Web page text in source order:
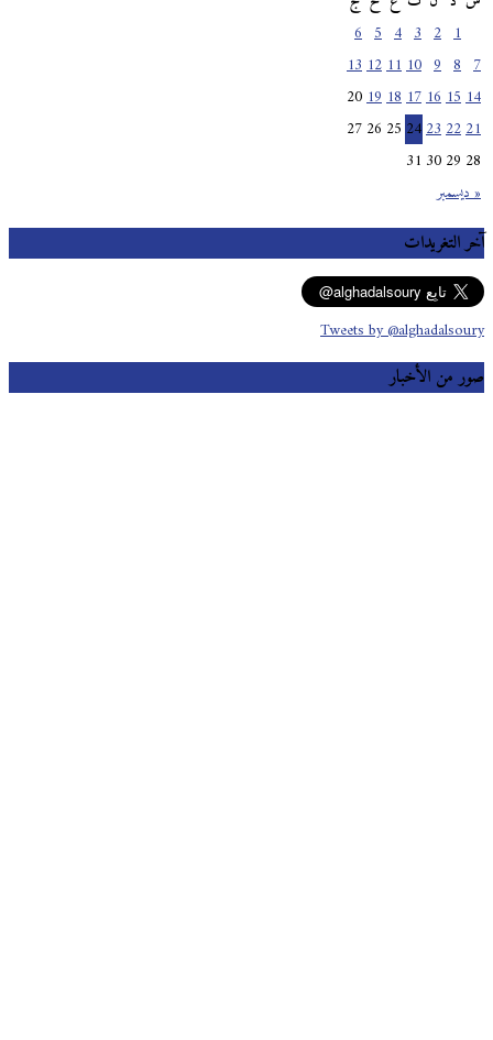
« ديسمبر
10
11
12
13
14
15
16
17
18
19
20
21
22
23
24
25
26
27
28
29
30
31
آخر التغريدات
Tweets by @alghadalsoury
صور من الأخبار